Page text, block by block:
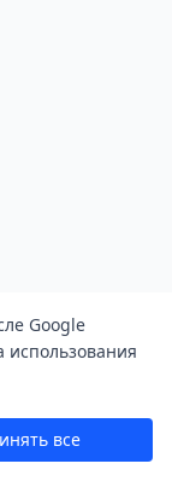
Google
использования
все